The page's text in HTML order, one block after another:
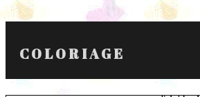
COLORIAGE